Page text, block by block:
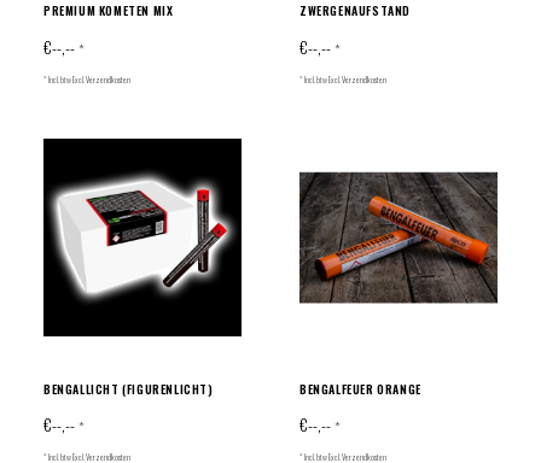
PREMIUM KOMETEN MIX
€--,-- *
* Incl. btw Excl. Verzendkosten
ZWERGENAUFSTAND
€--,-- *
* Incl. btw Excl. Verzendkosten
BENGALLICHT (FIGURENLICHT)
€--,-- *
* Incl. btw Excl.Verzendkosten
BENGALFEUER ORANGE
€--,-- *
* Incl. btw Excl.Verzendkosten